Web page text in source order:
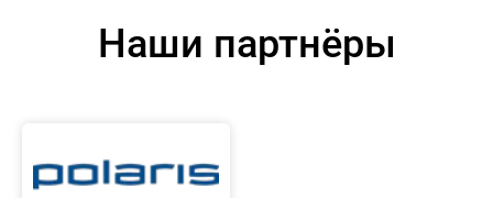
Наши партнёры